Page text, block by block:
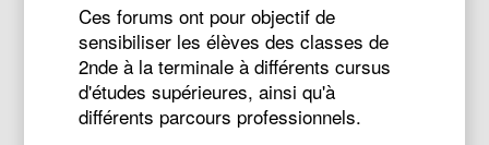
Ces forums ont pour objectif de
sensibiliser les élèves des classes de
2nde à la terminale à différents cursus
d'études supérieures, ainsi qu'à
différents parcours professionnels.